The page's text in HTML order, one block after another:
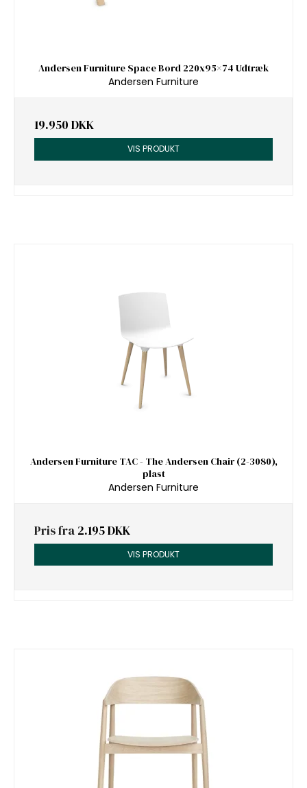
Andersen Furniture Space Bord 220x95×74 Udtræk
Andersen Furniture
19.950 DKK
VIS PRODUKT
Andersen Furniture TAC - The Andersen Chair (2-3080),
plast
Andersen Furniture
Pris fra 2.195 DKK
VIS PRODUKT